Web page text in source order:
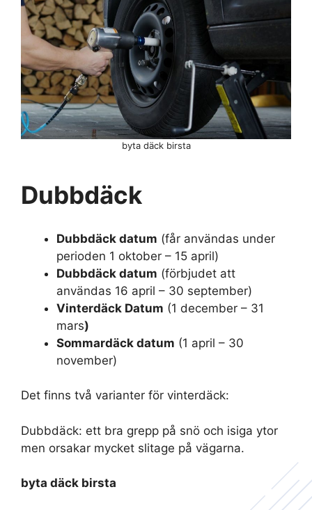
byta däck birsta
Dubbdäck
Dubbdäck datum (får användas under
perioden 1 oktober – 15 april)
Dubbdäck datum (förbjudet att
användas 16 april – 30 september)
Vinterdäck Datum (1 december – 31
mars)
Sommardäck datum (1 april – 30
november)
Det finns två varianter för vinterdäck:
Dubbdäck: ett bra grepp på snö och isiga ytor
men orsakar mycket slitage på vägarna.
byta däck birsta